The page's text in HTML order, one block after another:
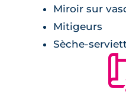
Miroir sur
Mitigeurs
Sèche-